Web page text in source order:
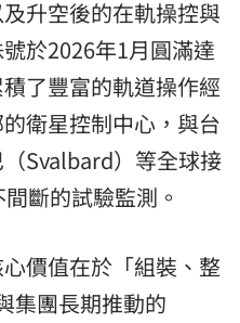
升空後的在軌操控與
於2026年1月圓滿達
了豐富的軌道操作經
衛星控制中心，與台
Svalbard）等全球接
斷的試驗監測。
價值在於「組裝、整
集團長期推動的